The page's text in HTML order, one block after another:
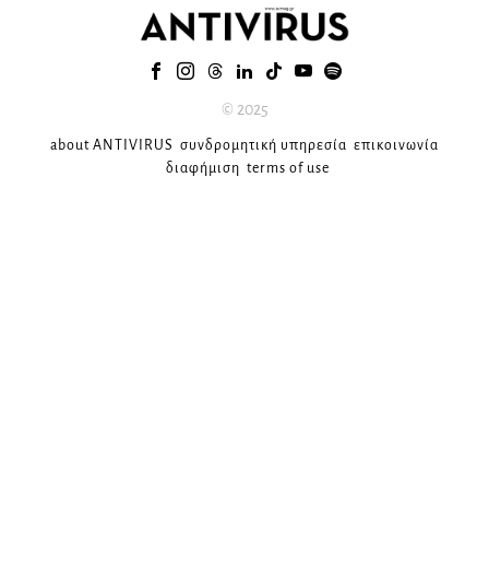
© 2025
about ANTIVIRUS συνδρομητική υπηρεσία επικοινωνία
διαφήμιση terms of use